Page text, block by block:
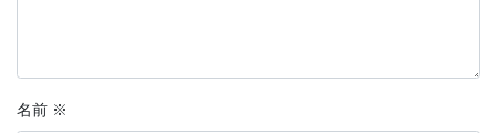
名前 ※